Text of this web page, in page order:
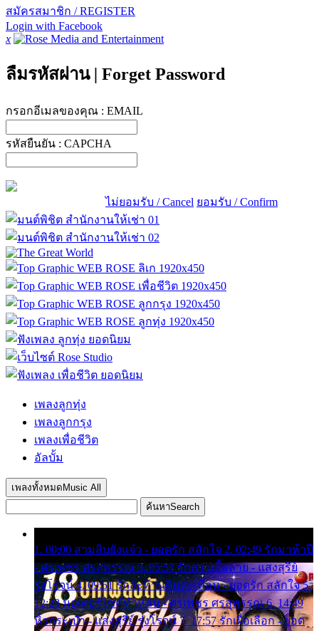
สมัครสมาชิก / REGISTER
Login with Facebook
x
ลืมรหัสผ่าน | Forget Password
กรอกอีเมลของคุณ : EMAIL
รหัสยืนยัน : CAPCHA
ไม่ยอมรับ / Cancel ยอมรับ / Confirm
เพลงลูกทุ่ง
เพลงลูกกรุง
เพลงเพื่อชีวิต
อัลบั้ม
เพลงทั้งหมด Music All
ค้นหาSearch
1. 00:00 สามสิบยังแจ๋ว - ยอดรัก สลักใจ 2. 02:49 รักมาห้าปี
- ศรเพชร ศรสุพรรณ 3. 05:57 รักสาวเสื้อลาย - แสงสุรีย์
รุ่งโรจน์ 4. 09:51 รักสะท้านดินสะเทือน - ยอดรัก สลักใจ 5.
12:23 มอเตอร์ไซค์ทำหล่น - ศรเพชร ศรสุพรรณ 6. 14:49
หิ้วกระเป๋า - แสงสุรีย์ รุ่งโรจน์ 7. 17:57 รักเผื่อเลือก - ยอด